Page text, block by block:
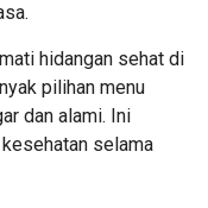
hidangan sehat di
pilihan menu
dan alami. Ini
selama